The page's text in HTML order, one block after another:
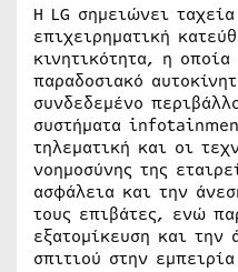
Η LG σημειώνει
επιχειρηματική
κινητικότητα, η
παραδοσιακό
συνδεδεμένο
συστήματα
τηλεματική και οι
νοημοσύνης της
ασφάλεια και την
τους επιβάτες, ενώ
εξατομίκευση και την
σπιτιού στην